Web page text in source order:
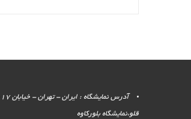
قلو،نمایشگاه بلورکاوه